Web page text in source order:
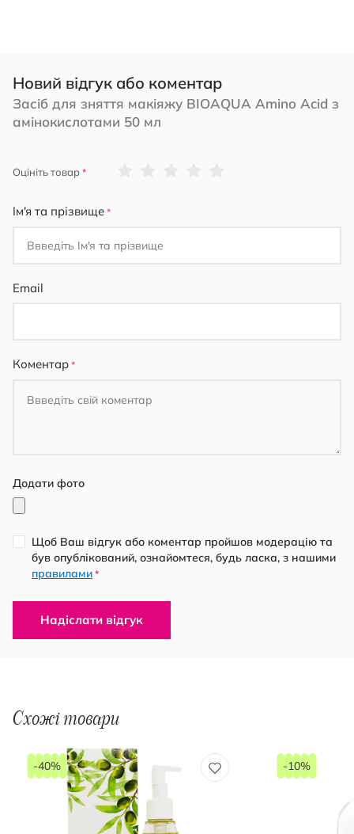
Новий відгук або коментар
Засіб для зняття макіяжу BIOAQUA Amino Acid з
амінокислотами 50 мл
Оцініть товар
Ім'я та прізвище
Email
Коментар
Додати фото
Щоб Ваш відгук або коментар пройшов модерацію та
був опублікований, ознайомтеся, будь ласка, з нашими
правилами *
Надіслати відгук
Схожі товари
-40% -10%